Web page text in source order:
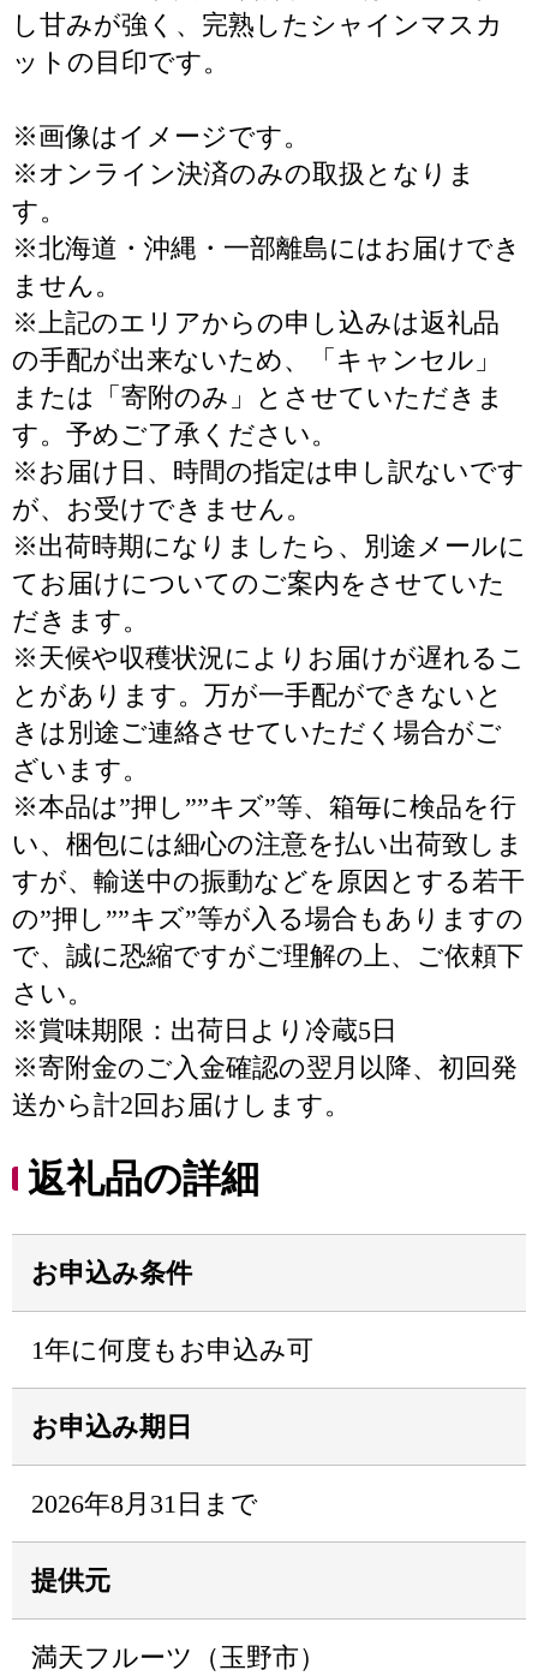
し甘みが強く、完熟したシャインマスカ
ットの目印です。
※画像はイメージです。
※オンライン決済のみの取扱となりま
す。
※北海道・沖縄・一部離島にはお届けでき
ません。
※上記のエリアからの申し込みは返礼品
の手配が出来ないため、「キャンセル」
または「寄附のみ」とさせていただきま
す。予めご了承ください。
※お届け日、時間の指定は申し訳ないです
が、お受けできません。
※出荷時期になりましたら、別途メールに
てお届けについてのご案内をさせていた
だきます。
※天候や収穫状況によりお届けが遅れるこ
とがあります。万が一手配ができないと
きは別途ご連絡させていただく場合がご
ざいます。
※本品は”押し””キズ”等、箱毎に検品を行
い、梱包には細心の注意を払い出荷致しま
すが、輸送中の振動などを原因とする若干
の”押し””キズ”等が入る場合もありますの
で、誠に恐縮ですがご理解の上、ご依頼下
さい。
※賞味期限：出荷日より冷蔵5日
※寄附金のご入金確認の翌月以降、初回発
送から計2回お届けします。
返礼品の詳細
お申込み条件
1年に何度もお申込み可
お申込み期日
2026年8月31日まで
提供元
満天フルーツ（玉野市）